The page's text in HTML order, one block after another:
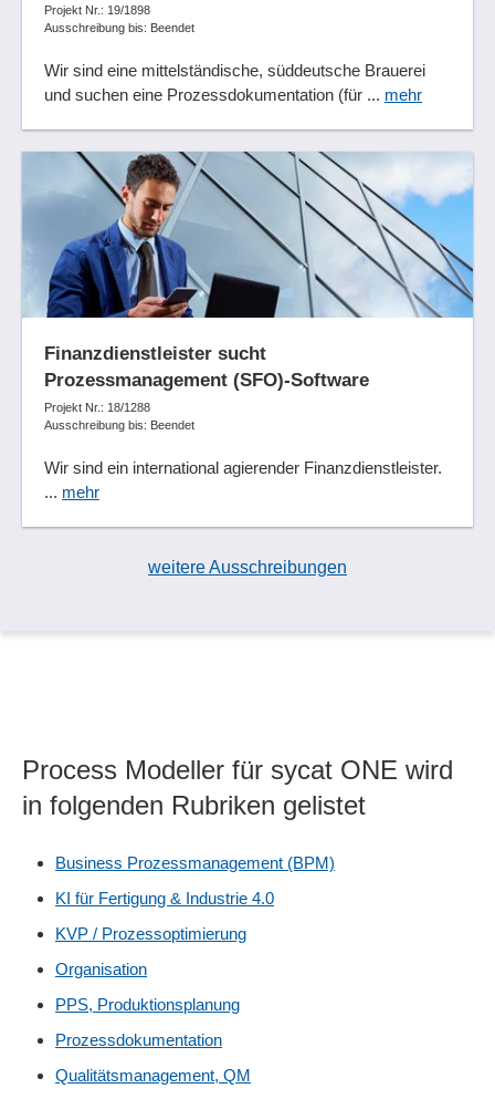
Projekt Nr.: 19/1898
Ausschreibung bis: Beendet
Wir sind eine mittelständische, süddeutsche Brauerei
und suchen eine Prozessdokumentation (für ... mehr
Finanzdienstleister sucht
Prozessmanagement (SFO)-Software
Projekt Nr.: 18/1288
Ausschreibung bis: Beendet
Wir sind ein international agierender Finanzdienstleister.
... mehr
weitere Ausschreibungen
Process Modeller für sycat ONE wird
in folgenden Rubriken gelistet
Business Prozessmanagement (BPM)
KI für Fertigung & Industrie 4.0
KVP / Prozessoptimierung
Organisation
PPS, Produktionsplanung
Prozessdokumentation
Qualitätsmanagement, QM